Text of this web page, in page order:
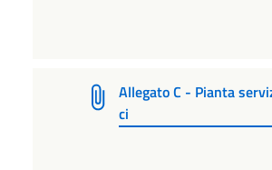
Allegato C - Pianta
ci